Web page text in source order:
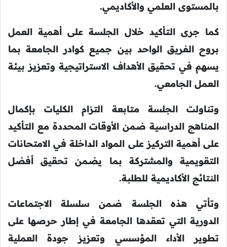
بالمستوى العلمي والأكاديمي.
كما جرى التأكيد خلال الجلسة على أهمية العمل
بروح الفريق الواحد بين جميع كوادر الجامعة بما
يسهم في تحقيق الأهداف الاستراتيجية وتعزيز بيئة
العمل الجامعي.
وتناولت الجلسة متابعة التزام الكليات بإكمال
المناهج الدراسية ضمن الأوقات المحددة مع التأكيد
على أهمية التركيز على المواد الداخلة في الامتحانات
التقويمية والمشتركة بما يضمن تحقيق أفضل
النتائج الأكاديمية للطلبة.
وتأتي هذه الجلسة ضمن سلسلة الاجتماعات
الدورية التي تعقدها الجامعة في إطار حرصها على
تطوير الأداء المؤسسي وتعزيز جودة العملية